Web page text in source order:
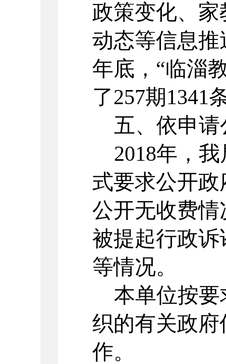
政策变化、
动态等信息推
年底，“临淄
了257期1341
五、依申
2018年，
式要求公开
公开无收费
被提起行政
等情况。
本单位按
织的有关政
作。